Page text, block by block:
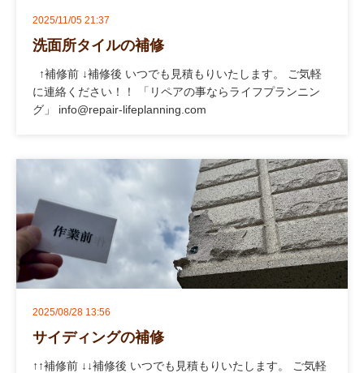
2025/11/05 21:37
洗面所タイルの補修
↑補修前 ↓補修後 いつでも見積もりいたします。 ご気軽
に連絡ください！！ 「リペアの事ならライフプランニン
グ」 info@repair-lifeplanning.com
2025/08/28 13:56
サイディングの補修
↑↑補修前 ↓↓補修後 いつでも見積もりいたします。 ご気軽